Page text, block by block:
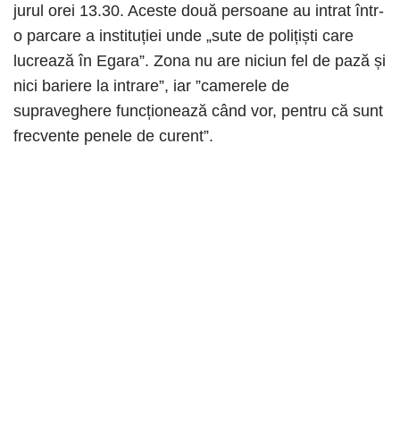
jurul orei 13.30. Aceste două persoane au intrat într-
o parcare a instituției unde „sute de polițiști care
lucrează în Egara”. Zona nu are niciun fel de pază și
nici bariere la intrare”, iar ”camerele de
supraveghere funcționează când vor, pentru că sunt
frecvente penele de curent”.